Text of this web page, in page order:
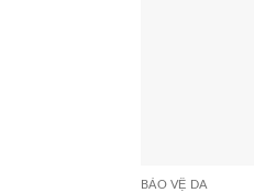
BẢO VỆ DA